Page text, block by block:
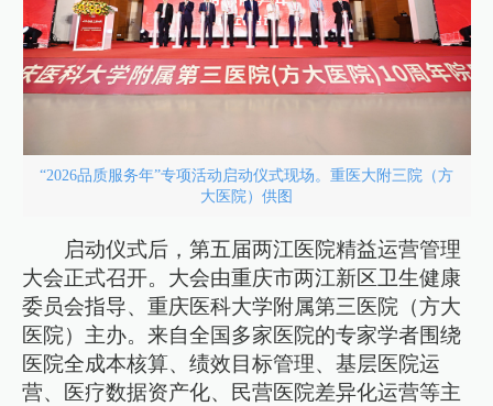
“2026品质服务年”专项活动启动仪式现场。重医大附三院（方
大医院）供图
启动仪式后，第五届两江医院精益运营管理
大会正式召开。大会由重庆市两江新区卫生健康
委员会指导、重庆医科大学附属第三医院（方大
医院）主办。来自全国多家医院的专家学者围绕
医院全成本核算、绩效目标管理、基层医院运
营、医疗数据资产化、民营医院差异化运营等主